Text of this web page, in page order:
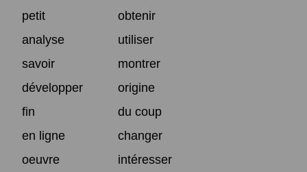
petit
obtenir
analyse
utiliser
savoir
montrer
développer
origine
fin
du coup
en ligne
changer
oeuvre
intéresser